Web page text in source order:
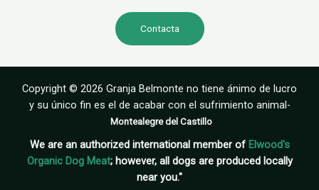
Contacta
Copyright © 2026 Granja Belmonte no tiene ánimo de lucro
y su único fin es el de acabar con el sufrimiento animal-
Montealegre del Castillo
We are an authorized international member of Elwood's
Organic Dog Meat; however, all dogs are produced locally
near you."